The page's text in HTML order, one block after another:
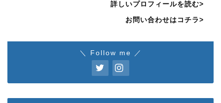
詳しいプロフィールを読む>
お問い合わせはコチラ>
＼ Follow me ／